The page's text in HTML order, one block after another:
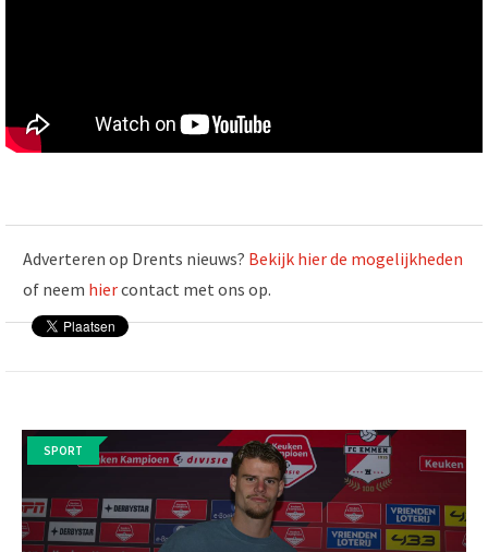
Adverteren op Drents nieuws? Bekijk hier de mogelijkheden
of neem hiercontact met ons op.
SPORT